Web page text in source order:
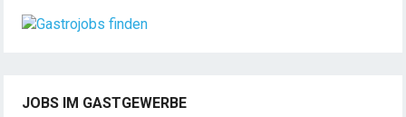
JOBS IM GASTGEWERBE